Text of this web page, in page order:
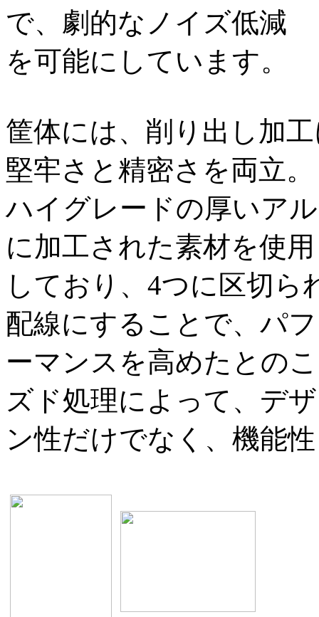
で、劇的なノイズ低減
を可能にしています。
筐体には、削り出し加
堅牢さと精密さを両立。
ハイグレードの厚いア
に加工された素材を使用
しており、4つに区切
配線にすることで、パ
ーマンスを高めたとの
ズド処理によって、デ
ン性だけでなく、機能